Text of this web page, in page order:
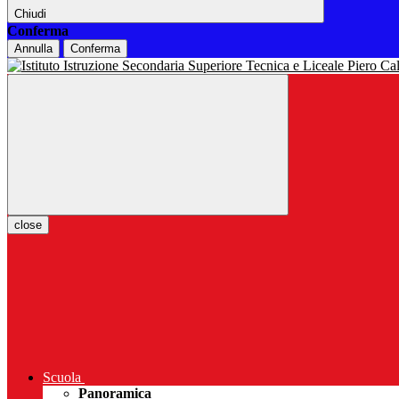
Chiudi
Conferma
Annulla Conferma
close
Scuola
Panoramica